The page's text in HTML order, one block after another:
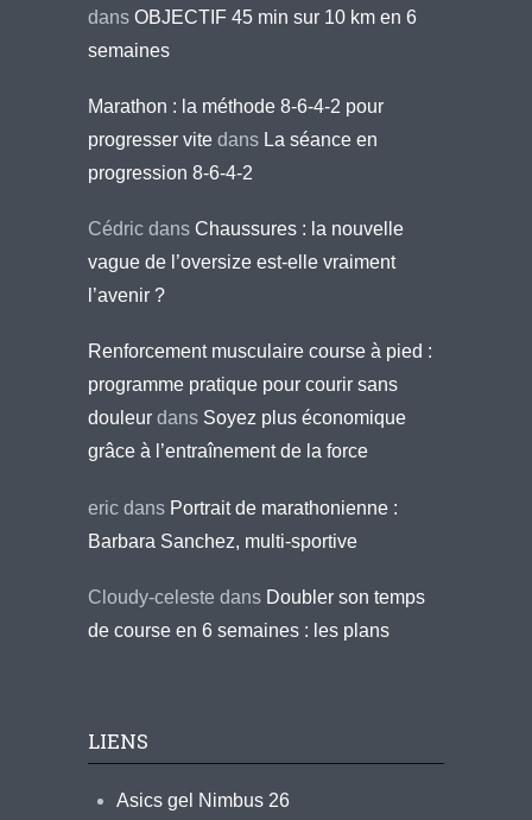
dans OBJECTIF 45 min sur 10 km en 6
semaines
Marathon : la méthode 8-6-4-2 pour
progresser vite dans La séance en
progression 8-6-4-2
Cédric dans Chaussures : la nouvelle
vague de l’oversize est-elle vraiment
l’avenir ?
Renforcement musculaire course à pied :
programme pratique pour courir sans
douleur dans Soyez plus économique
grâce à l’entraînement de la force
eric dans Portrait de marathonienne :
Barbara Sanchez, multi-sportive
Cloudy-celeste dans Doubler son temps
de course en 6 semaines : les plans
LIENS
Asics gel Nimbus 26